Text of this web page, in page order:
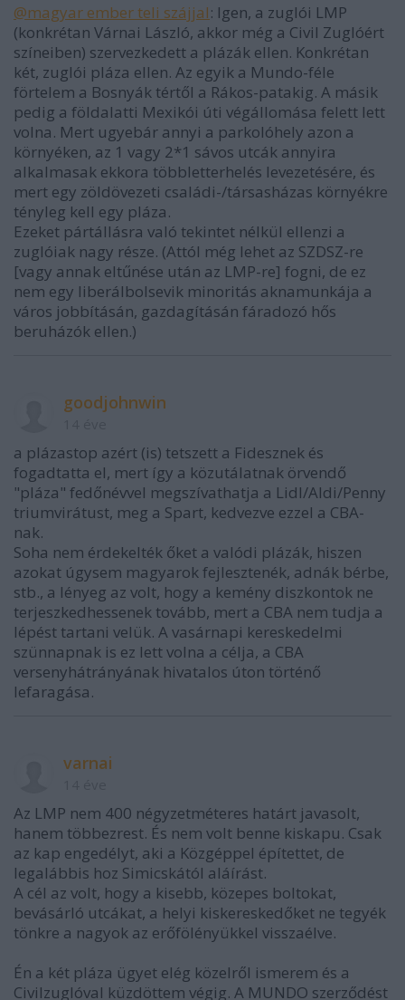
@magyar ember teli szájjal: Igen, a zuglói LMP
(konkrétan Várnai László, akkor még a Civil Zuglóért
színeiben) szervezkedett a plázák ellen. Konkrétan
két, zuglói pláza ellen. Az egyik a Mundo-féle
förtelem a Bosnyák tértől a Rákos-patakig. A másik
pedig a földalatti Mexikói úti végállomása felett lett
volna. Mert ugyebár annyi a parkolóhely azon a
környéken, az 1 vagy 2*1 sávos utcák annyira
alkalmasak ekkora többletterhelés levezetésére, és
mert egy zöldövezeti családi-/társasházas környékre
tényleg kell egy pláza.
Ezeket pártállásra való tekintet nélkül ellenzi a
zuglóiak nagy része. (Attól még lehet az SZDSZ-re
[vagy annak eltűnése után az LMP-re] fogni, de ez
nem egy liberálbolsevik minoritás aknamunkája a
város jobbításán, gazdagításán fáradozó hős
beruházók ellen.)
goodjohnwin
a plázastop azért (is) tetszett a Fidesznek és
fogadtatta el, mert így a közutálatnak örvendő
"pláza" fedőnévvel megszívathatja a Lidl/Aldi/Penny
triumvirátust, meg a Spart, kedvezve ezzel a CBA-
nak.
Soha nem érdekelték őket a valódi plázák, hiszen
azokat úgysem magyarok fejlesztenék, adnák bérbe,
stb., a lényeg az volt, hogy a kemény diszkontok ne
terjeszkedhessenek tovább, mert a CBA nem tudja a
lépést tartani velük. A vasárnapi kereskedelmi
szünnapnak is ez lett volna a célja, a CBA
versenyhátrányának hivatalos úton történő
lefaragása.
varnai
Az LMP nem 400 négyzetméteres határt javasolt,
hanem többezrest. És nem volt benne kiskapu. Csak
az kap engedélyt, aki a Közgéppel építettet, de
legalábbis hoz Simicskától aláírást.
A cél az volt, hogy a kisebb, közepes boltokat,
bevásárló utcákat, a helyi kiskereskedőket ne tegyék
tönkre a nagyok az erőfölényükkel visszaélve.
Én a két pláza ügyet elég közelről ismerem és a
Civilzuglóval küzdöttem végig. A MUNDO szerződést